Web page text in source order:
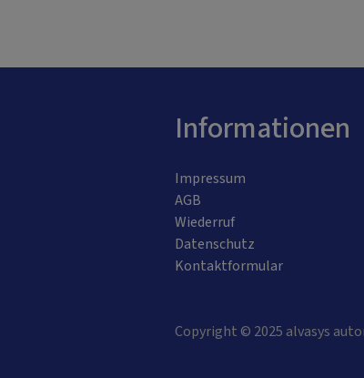
Informationen
Impressum
AGB
Wiederruf
Datenschutz
Kontaktformular
Copyright © 2025 alvasys